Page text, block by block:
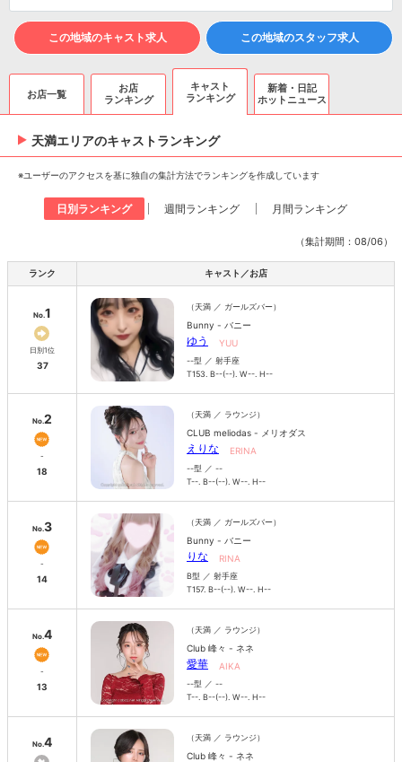
この地域のキャスト求人 この地域のスタッフ求人
お店一覧
お店
ランキング
キャスト
ランキング
新着・日記
ホットニュース
天満エリアのキャストランキング
※ユーザーのアクセスを基に独自の集計方法でランキングを作成しています
日別ランキング 週間ランキング 月間ランキング
（集計期間：08/06）
ランク キャスト／お店
No.1
日別1位
37
（天満 ／ ガールズバー）
Bunny - バニー
ゆう YUU
--型 ／ 射手座
T153. B--(--). W--. H--
No.2
-
18
（天満 ／ ラウンジ）
CLUB meliodas - メリオダス
えりな ERINA
--型 ／ --
T--. B--(--). W--. H--
No.3
-
14
（天満 ／ ガールズバー）
Bunny - バニー
りな RINA
B型 ／ 射手座
T157. B--(--). W--. H--
No.4
-
13
（天満 ／ ラウンジ）
Club 峰々 - ネネ
愛華 AIKA
--型 ／ --
T--. B--(--). W--. H--
No.4 （天満 ／ ラウンジ）
Club 峰々 - ネネ